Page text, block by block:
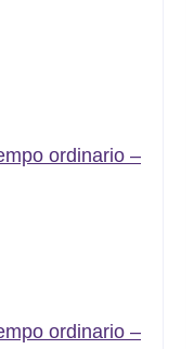
ordinario –
ordinario –